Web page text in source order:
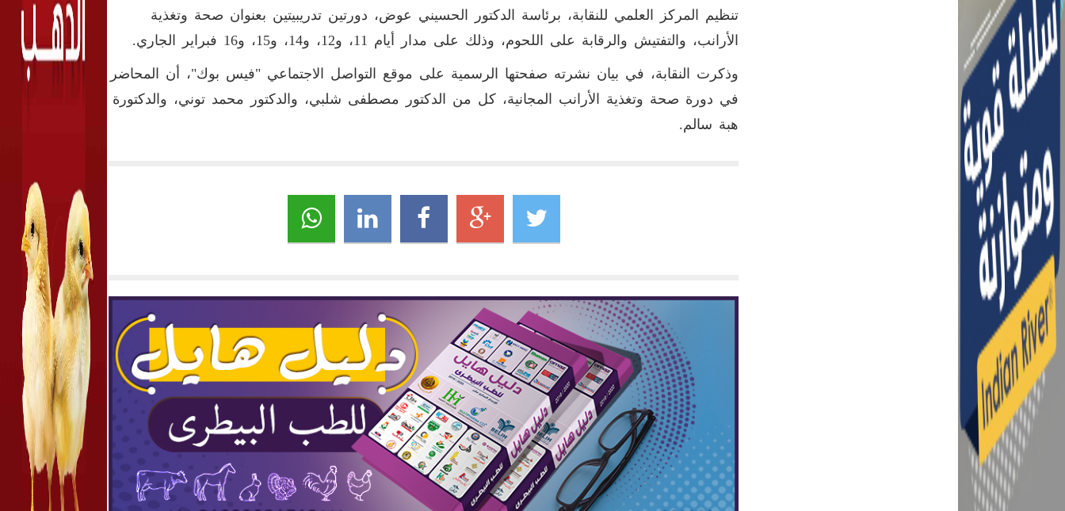
تنظيم المركز العلمي للنقابة، برئاسة الدكتور الحسيني عوض، دورتين تدريبيتين بعنوان صحة وتغذية
الأرانب، والتفتيش والرقابة على اللحوم، وذلك على مدار أيام 11، و12، و14، و15، و16 فبراير الجاري.
وذكرت النقابة، في بيان نشرته صفحتها الرسمية على موقع التواصل الاجتماعي "فيس بوك"، أن المحاضر
في دورة صحة وتغذية الأرانب المجانية، كل من الدكتور مصطفى شلبي، والدكتور محمد توني، والدكتورة
هبة سالم.